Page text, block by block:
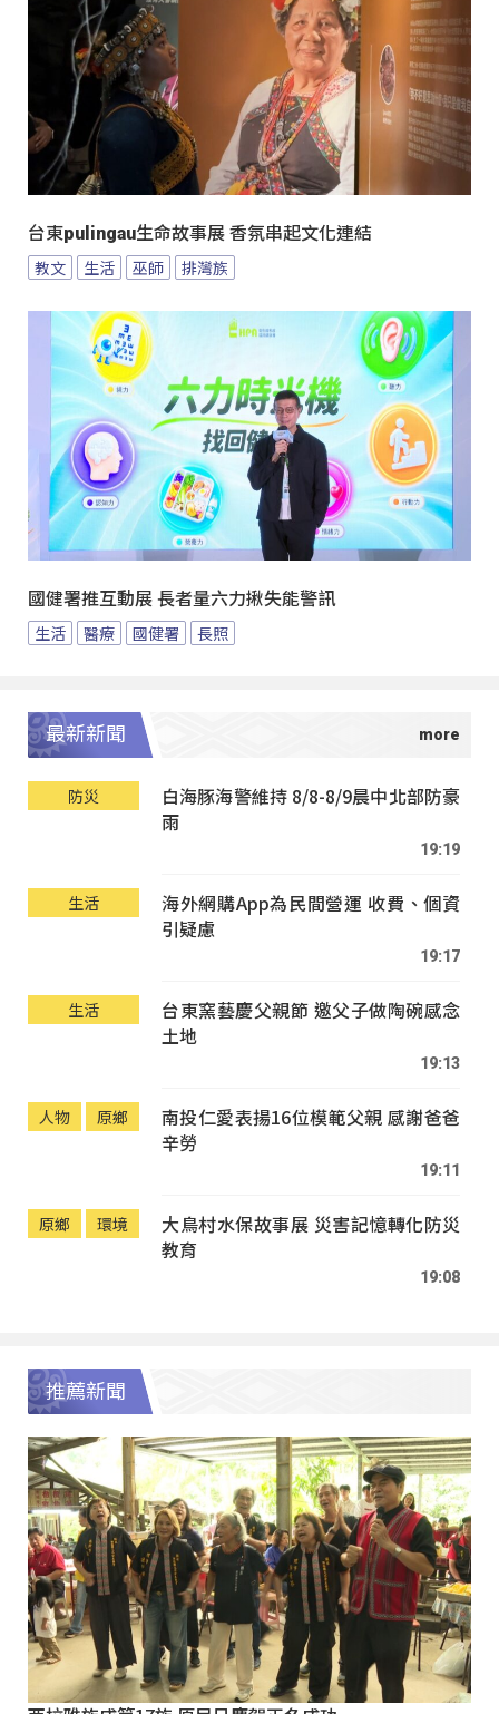
台東pulingau生命故事展 香氛串起文化連結
教文 生活 巫師 排灣族
國健署推互動展 長者量六力揪失能警訊
生活 醫療 國健署 長照
最新新聞
防災
白海豚海警維持 8/8-8/9晨中北部防豪
雨
19:19
生活
海外網購App為民間營運 收費、個資
引疑慮
19:17
生活
台東窯藝慶父親節 邀父子做陶碗感念
土地
19:13
人物 原鄉
南投仁愛表揚16位模範父親 感謝爸爸
辛勞
19:11
原鄉 環境
大鳥村水保故事展 災害記憶轉化防災
教育
19:08
推薦新聞